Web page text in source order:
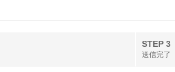
STEP 3
送信完了